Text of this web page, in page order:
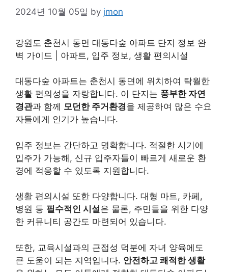
2024년 10월 05일 by jmon
강원도 춘천시 동면 대동다숲 아파트 단지 정보 완
벽 가이드 | 아파트, 입주 정보, 생활 편의시설
대동다숲 아파트는 춘천시 동면에 위치하여 탁월한
생활 편의성을 자랑합니다. 이 단지는 풍부한 자연
경관과 함께 모던한 주거환경을 제공하여 많은 수요
자들에게 인기가 높습니다.
입주 정보는 간단하고 명확합니다. 적절한 시기에
입주가 가능해, 신규 입주자들이 빠르게 새로운 환
경에 적응할 수 있도록 지원합니다.
생활 편의시설 또한 다양합니다. 대형 마트, 카페,
병원 등 필수적인 시설은 물론, 주민들을 위한 다양
한 커뮤니티 공간도 마련되어 있습니다.
또한, 교육시설과의 근접성 덕분에 자녀 양육에도
큰 도움이 되는 지역입니다. 안전하고 쾌적한 생활